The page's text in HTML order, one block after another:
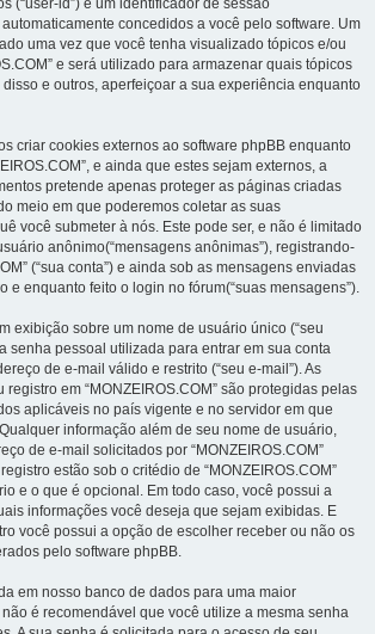
(“user-id”) e um identificador de sessão
concedidos a você pelo software. Um
uma vez que você tenha visualizado tópicos e/ou
e será utilizado para armazenar quais tópicos
e outros, aperfeiçoar a sua experiência enquanto
criar cookies externos ao software phpBB enquanto
e ainda que estes sejam externos, a
pretende apenas proteger as páginas criadas
meio em que poderemos coletar as suas
você submeter à nós. Este pode ser, e não é limitado
anônimo(“mensagens anônimas”), registrando-
(“sua conta”) e ainda sob as mensagens enviadas
e enquanto feito o login no fórum(“suas mensagens”).
exibição sobre um nome de usuário único (“seu
senha pessoal utilizada para entrar em sua conta
de e-mail válido e restrito (“seu e-mail”). As
em “MONZEIROS.COM” são protegidas pelas
aplicáveis no país vigente e no servidor em que
informação além de seu nome de usuário,
de e-mail solicitados por “MONZEIROS.COM”
estão sob o critédio de “MONZEIROS.COM”
e o que é opcional. Em todo caso, você possui a
informações você deseja que sejam exibidas. E
você possui a opção de escolher receber ou não os
pelo software phpBB.
em nosso banco de dados para uma maior
é recomendável que você utilize a mesma senha